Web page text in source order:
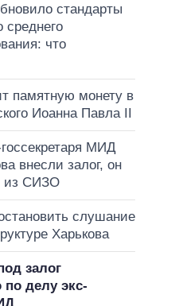
стандарты
среднего
что
памятную монету в
Иоанна Павла II
МИД
внесли залог, он
из СИЗО
слушание
Харькова
залог
по делу экс-